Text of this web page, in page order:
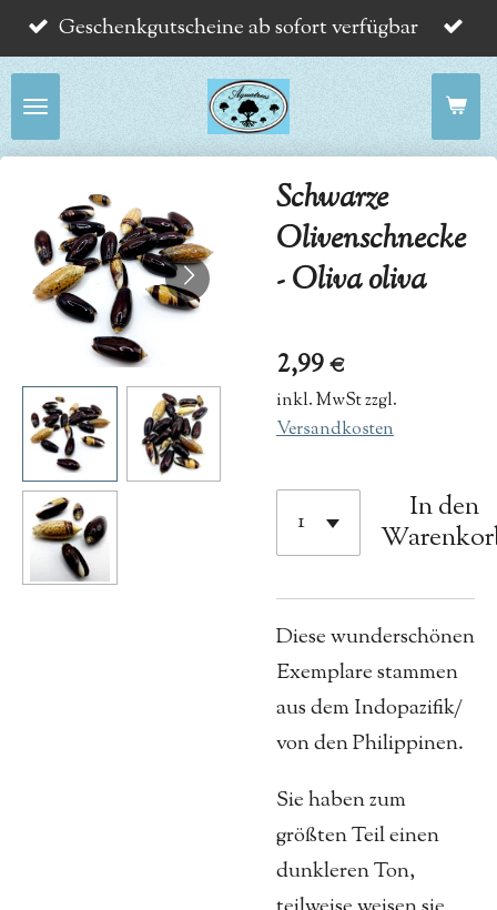
Zum
Hauptinhalt
springen
Geschenkgutscheine ab sofort verfügbar
Schwarze
Olivenschnecke
- Oliva oliva
2,99 €
inkl. MwSt zzgl.
Versandkosten
In den
Diese wunderschönen
Exemplare stammen
aus dem Indopazifik/
von den Philippinen.
Sie haben zum
größten Teil einen
dunkleren Ton,